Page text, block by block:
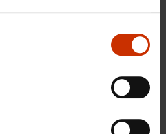
on säännökset